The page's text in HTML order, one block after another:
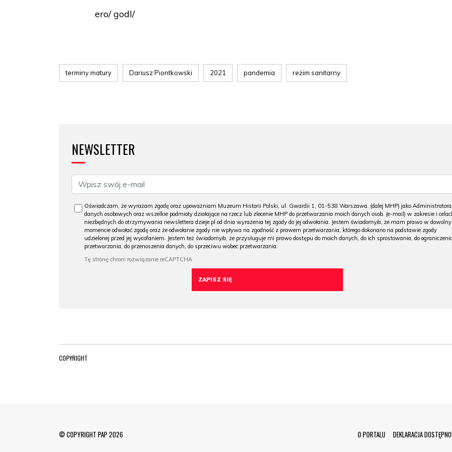
ero/ godl/
terminy matury Dariusz Piontkowski 2021 pandemia reżim sanitarny
NEWSLETTER
Oświadczam, że wyrażam zgodę oraz upoważniam Muzeum Historii Polski, ul. Gwardii 1, 01-538 Warszawa, (dalej MHP) jako Administratora
danych osobowych oraz wszelkie podmioty działające na rzecz lub zlecenie MHP do przetwarzania moich danych osob. (e-mail) w zakresie i
niezbędnych do otrzymywania newslettera dzieje.pl od dnia wyrażenia tej zgody do jej odwołania. Jestem świadomy/a, że mam prawo w
momencie odwołać zgodę oraz że odwołanie zgody nie wpływa na zgodność z prawem przetwarzania, którego dokonano na podstawie zgody
udzielonej przed jej wycofaniem. Jestem też świadomy/a, że przysługuje mi prawo dostępu do moich danych, do ich sprostowania, do
przetwarzania, do przenoszenia danych, do sprzeciwu wobec przetwarzania.
COPYRIGHT
© COPYRIGHT PAP 2026 Menu Footer
O PORTALU DEKLARACJA